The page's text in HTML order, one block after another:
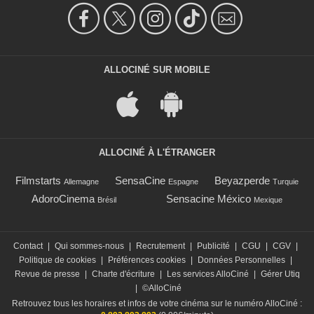
ALLOCINÉ SUR MOBILE
ALLOCINÉ À L'ÉTRANGER
Filmstarts Allemagne SensaCine Espagne Beyazperde Turquie
AdoroCinema Brésil Sensacine México Mexique
Contact Qui sommes-nous Recrutement Publicité CGU CGV
Politique de cookies
Préférences cookies Données Personnelles
Revue de presse
Charte d'écriture Les services AlloCiné
Gérer Utiq
©AlloCiné
Retrouvez tous les horaires et infos de votre cinéma sur le numéro AlloCiné :